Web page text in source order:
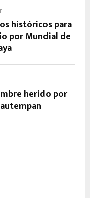
históricos para
por Mundial de
herido por